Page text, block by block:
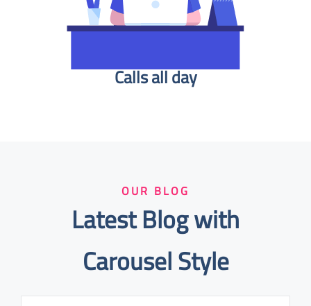
Calls all day
OUR BLOG
Latest Blog with
Carousel Style